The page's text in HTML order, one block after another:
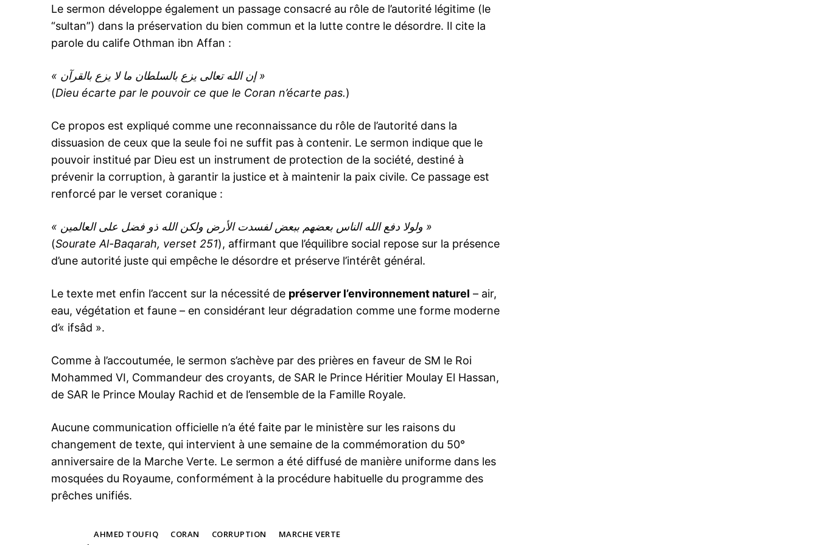
Le sermon développe également un passage consacré au rôle de l’autorité légitime (le
“sultan”) dans la préservation du bien commun et la lutte contre le désordre. Il cite la
parole du calife Othman ibn Affan :
« إن الله تعالى يزع بالسلطان ما لا يزع بالقرآن »
(Dieu écarte par le pouvoir ce que le Coran n’écarte pas.)
Ce propos est expliqué comme une reconnaissance du rôle de l’autorité dans la
dissuasion de ceux que la seule foi ne suffit pas à contenir. Le sermon indique que le
pouvoir institué par Dieu est un instrument de protection de la société, destiné à
prévenir la corruption, à garantir la justice et à maintenir la paix civile. Ce passage est
renforcé par le verset coranique :
« ولولا دفع الله الناس بعضهم ببعض لفسدت الأرض ولكن الله ذو فضل على العالمين »
(Sourate Al-Baqarah, verset 251), affirmant que l’équilibre social repose sur la présence
d’une autorité juste qui empêche le désordre et préserve l’intérêt général.
Le texte met enfin l’accent sur la nécessité de préserver l’environnement naturel – air,
eau, végétation et faune – en considérant leur dégradation comme une forme moderne
d’« ifsâd ».
Comme à l’accoutumée, le sermon s’achève par des prières en faveur de SM le Roi
Mohammed VI, Commandeur des croyants, de SAR le Prince Héritier Moulay El Hassan,
de SAR le Prince Moulay Rachid et de l’ensemble de la Famille Royale.
Aucune communication officielle n’a été faite par le ministère sur les raisons du
changement de texte, qui intervient à une semaine de la commémoration du 50°
anniversaire de la Marche Verte. Le sermon a été diffusé de manière uniforme dans les
mosquées du Royaume, conformément à la procédure habituelle du programme des
prêches unifiés.
AHMED TOUFIQ CORAN CORRUPTION
MARCHE VERTE